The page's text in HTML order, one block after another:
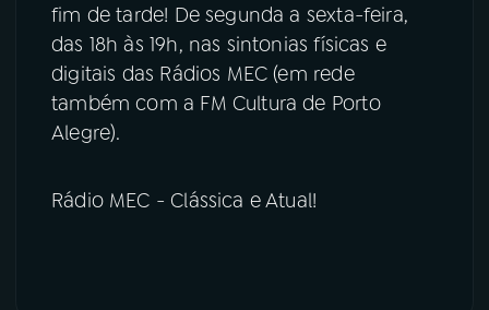
fim de tarde! De segunda a sexta-feira,
das 18h às 19h, nas sintonias físicas e
digitais das Rádios MEC (em rede
também com a FM Cultura de Porto
Alegre).
Rádio MEC - Clássica e Atual!